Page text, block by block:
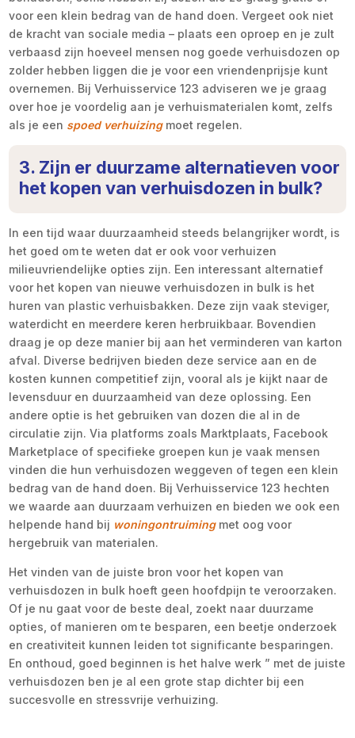
voor een klein bedrag van de hand doen. Vergeet ook niet
de kracht van sociale media – plaats een oproep en je zult
verbaasd zijn hoeveel mensen nog goede verhuisdozen op
zolder hebben liggen die je voor een vriendenprijsje kunt
overnemen. Bij Verhuisservice 123 adviseren we je graag
over hoe je voordelig aan je verhuismaterialen komt, zelfs
als je een spoed verhuizingmoet regelen.
3. Zijn er duurzame alternatieven voor
het kopen van verhuisdozen in bulk?
In een tijd waar duurzaamheid steeds belangrijker wordt, is
het goed om te weten dat er ook voor verhuizen
milieuvriendelijke opties zijn. Een interessant alternatief
voor het kopen van nieuwe verhuisdozen in bulk is het
huren van plastic verhuisbakken. Deze zijn vaak steviger,
waterdicht en meerdere keren herbruikbaar. Bovendien
draag je op deze manier bij aan het verminderen van karton
afval. Diverse bedrijven bieden deze service aan en de
kosten kunnen competitief zijn, vooral als je kijkt naar de
levensduur en duurzaamheid van deze oplossing. Een
andere optie is het gebruiken van dozen die al in de
circulatie zijn. Via platforms zoals Marktplaats, Facebook
Marketplace of specifieke groepen kun je vaak mensen
vinden die hun verhuisdozen weggeven of tegen een klein
bedrag van de hand doen. Bij Verhuisservice 123 hechten
we waarde aan duurzaam verhuizen en bieden we ook een
helpende hand bij woningontruimingmet oog voor
hergebruik van materialen.
Het vinden van de juiste bron voor het kopen van
verhuisdozen in bulk hoeft geen hoofdpijn te veroorzaken.
Of je nu gaat voor de beste deal, zoekt naar duurzame
opties, of manieren om te besparen, een beetje onderzoek
en creativiteit kunnen leiden tot significante besparingen.
En onthoud, goed beginnen is het halve werk ” met de juiste
verhuisdozen ben je al een grote stap dichter bij een
succesvolle en stressvrije verhuizing.